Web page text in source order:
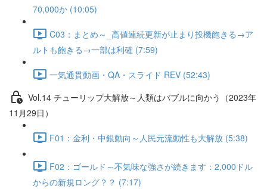
70,000か (10:05)
C03：まとめ～_高値連続更新が止まり投機飽きる→ア
ルトも飽きる→一部は利確 (7:59)
一気通貫動画・QA・スライド REV (52:43)
Vol.14 チューリップ大解放～人類はバブルに向かう（2023年
11月29日）
F01：金利・中銀動向～人民元流動性も大解放 (5:38)
F02：ゴールド～不気味な強さが続きます：2,000ドル
からの新規ロング？？ (7:17)